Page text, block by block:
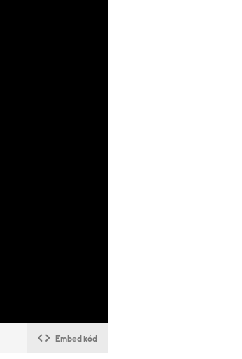
Embed kód